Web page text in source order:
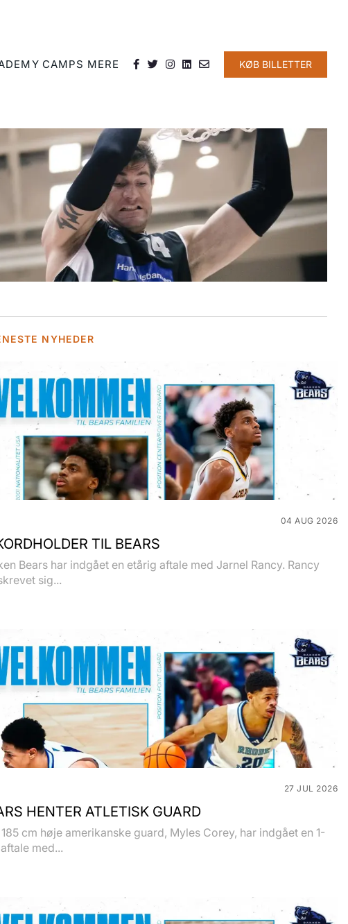
CAMPS MERE KØB BILLETTER
NYHEDER
04 AUG 2026
TIL BEARS
Bears har indgået en etårig aftale med Jarnel Rancy. Rancy
sig...
27 JUL 2026
HENTER ATLETISK GUARD
cm høje amerikanske guard, Myles Corey, har indgået en 1-
med...